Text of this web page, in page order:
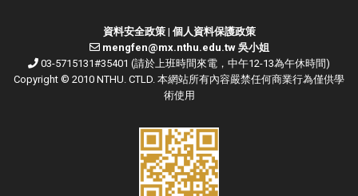
資料安全政策| 個人資料保護政策
mengfen@mx.nthu.edu.tw 吳小姐
03-5715131#35401 (請於上班時間來電，中午12-13為午休時間)
Copyright © 2010 NTHU. CTLD. 本網站所有內容嚴禁任何商業行為僅供學
術使用